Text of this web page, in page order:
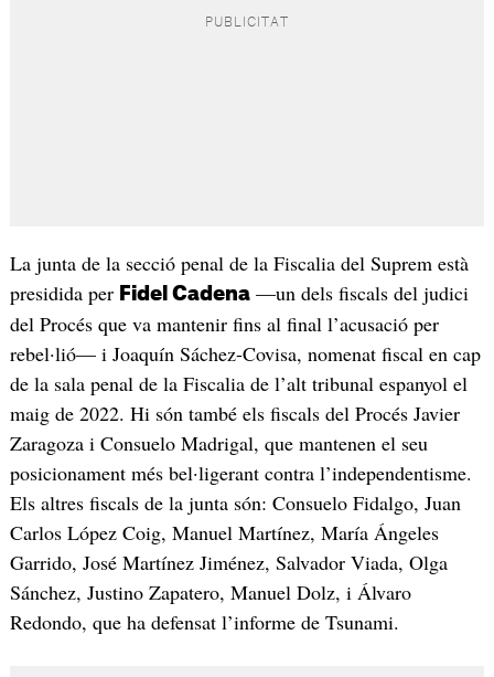
La junta de la secció penal de la Fiscalia del Suprem està
presidida per Fidel Cadena—un dels fiscals del judici
del Procés que va mantenir fins al final l’acusació per
rebel·lió— i Joaquín Sáchez-Covisa, nomenat fiscal en cap
de la sala penal de la Fiscalia de l’alt tribunal espanyol el
maig de 2022. Hi són també els fiscals del Procés Javier
Zaragoza i Consuelo Madrigal, que mantenen el seu
posicionament més bel·ligerant contra l’independentisme.
Els altres fiscals de la junta són: Consuelo Fidalgo, Juan
Carlos López Coig, Manuel Martínez, María Ángeles
Garrido, José Martínez Jiménez, Salvador Viada, Olga
Sánchez, Justino Zapatero, Manuel Dolz, i Álvaro
Redondo, que ha defensat l’informe de Tsunami.